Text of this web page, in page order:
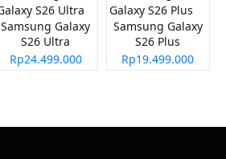
Samsung Galaxy
S26 Ultra
Rp24.499.000
Samsung Galaxy
S26 Plus
Rp19.499.000